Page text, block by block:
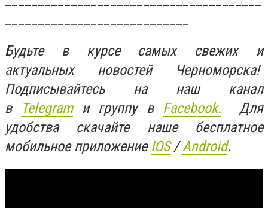
Будьте в курсе самых свежих и
актуальных новостей Черноморска!
Подписывайтесь на наш канал
в
Telegramи группу в Facebook. Для
удобства скачайте наше бесплатное
мобильное приложение IOS/Android.